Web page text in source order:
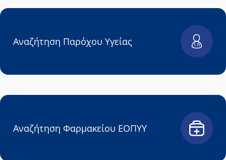
Αναζήτηση Παρόχου Υγείας
Αναζήτηση Φαρμακείου ΕΟΠΥΥ